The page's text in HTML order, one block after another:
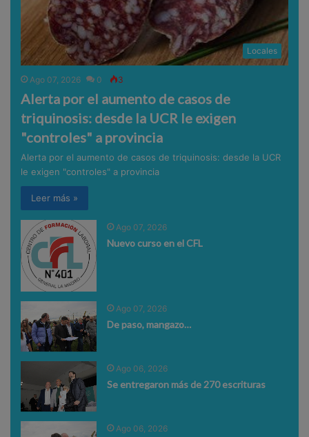
Locales
Ago 07, 2026 0 3
Alerta por el aumento de casos de
triquinosis: desde la UCR le exigen
"controles" a provincia
Alerta por el aumento de casos de triquinosis: desde la UCR
le exigen "controles" a provincia
Leer más »
Ago 07, 2026
Nuevo curso en el CFL
Ago 07, 2026
De paso, mangazo…
Ago 06, 2026
Se entregaron más de 270 escrituras
Ago 06, 2026